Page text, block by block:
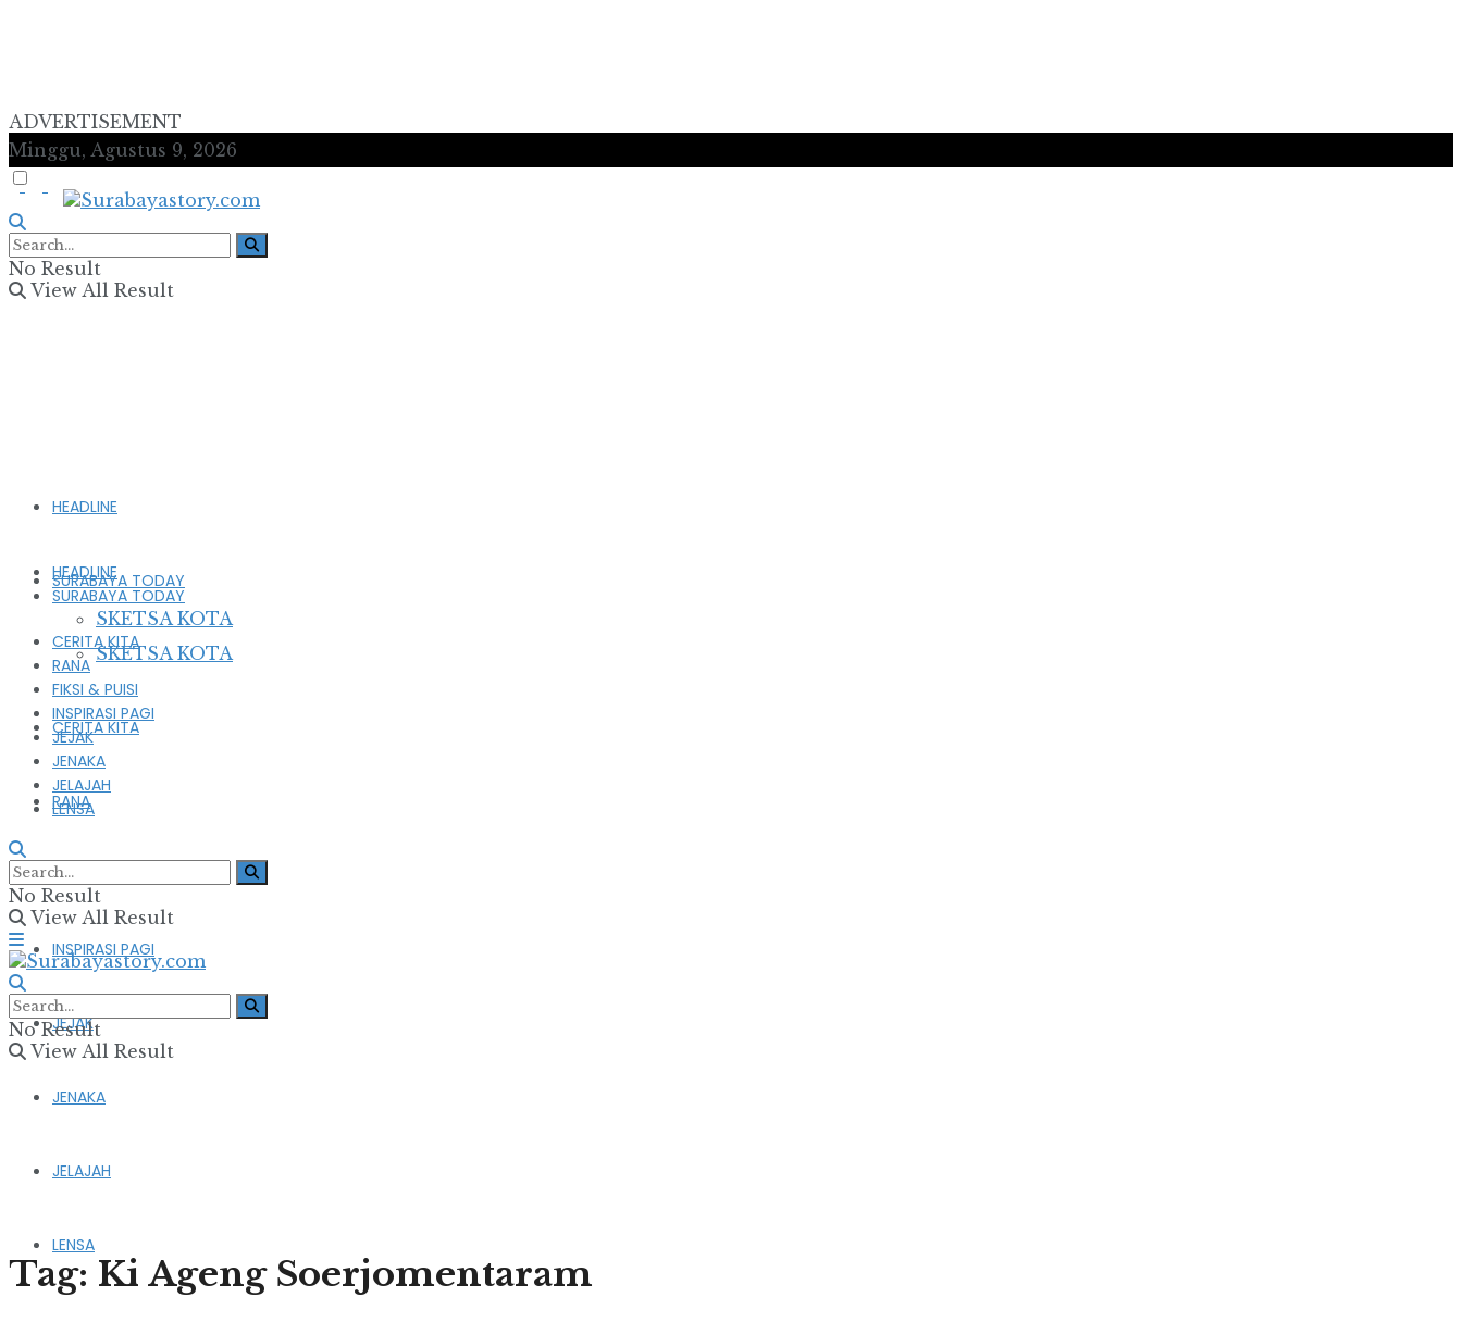
ADVERTISEMENT
Minggu, Agustus 9, 2026
No Result
View All Result
HEADLINE
SURABAYA TODAY
SKETSA KOTA
CERITA KITA
RANA
FIKSI & PUISI
INSPIRASI PAGI
JEJAK
JENAKA
JELAJAH
LENSA
HEADLINE
SURABAYA TODAY
SKETSA KOTA
CERITA KITA
RANA
FIKSI & PUISI
INSPIRASI PAGI
JEJAK
JENAKA
JELAJAH
LENSA
No Result
View All Result
No Result
View All Result
Tag: Ki Ageng Soerjomentaram